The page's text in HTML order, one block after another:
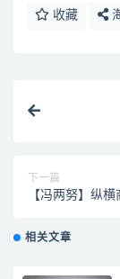
收藏
下一篇
【冯两努】纵
相关文章